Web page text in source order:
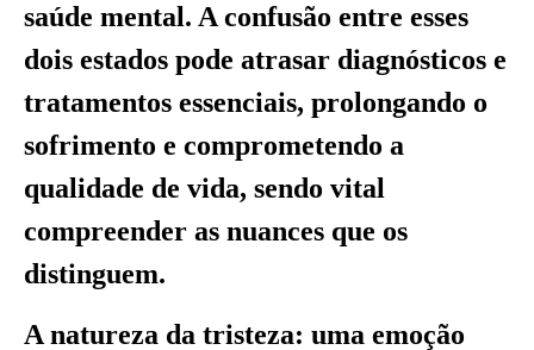
saúde mental. A confusão entre esses
dois estados pode atrasar diagnósticos e
tratamentos essenciais, prolongando o
sofrimento e comprometendo a
qualidade de vida, sendo vital
compreender as nuances que os
distinguem.
A natureza da tristeza: uma emoção